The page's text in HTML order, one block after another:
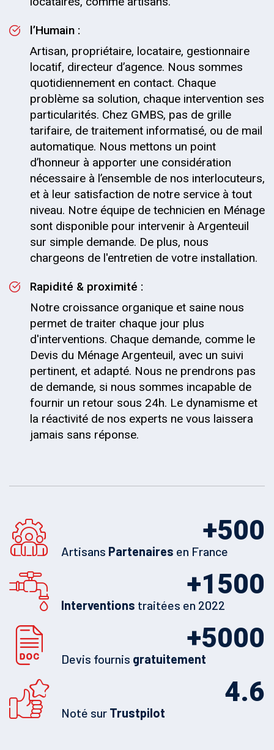
l’Humain :
Artisan, propriétaire, locataire, gestionnaire
locatif, directeur d’agence. Nous sommes
quotidiennement en contact. Chaque
problème sa solution, chaque intervention ses
particularités. Chez GMBS, pas de grille
tarifaire, de traitement informatisé, ou de mail
automatique. Nous mettons un point
d’honneur à apporter une considération
nécessaire à l’ensemble de nos interlocuteurs,
et à leur satisfaction de notre service à tout
niveau. Notre équipe de technicien en Ménage
sont disponible pour intervenir à Argenteuil
sur simple demande. De plus, nous
chargeons de l'entretien de votre installation.
Rapidité & proximité :
Notre croissance organique et saine nous
permet de traiter chaque jour plus
d'interventions. Chaque demande, comme le
Devis du Ménage Argenteuil, avec un suivi
pertinent, et adapté. Nous ne prendrons pas
de demande, si nous sommes incapable de
fournir un retour sous 24h. Le dynamisme et
la réactivité de nos experts ne vous laissera
jamais sans réponse.
500
+
Artisans Partenaires en France
1500
+
Interventions traitées en 2022
5000
+
Devis fournis gratuitement
4.6
Noté sur Trustpilot